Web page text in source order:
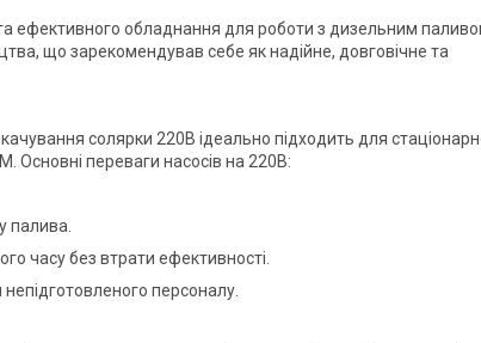
та ефективного обладнання для роботи з дизельним
що зарекомендував себе як надійне, довговічне та
солярки 220В ідеально підходить для
Основні переваги насосів на 220В:
палива.
часу без втрати ефективності.
персоналу.